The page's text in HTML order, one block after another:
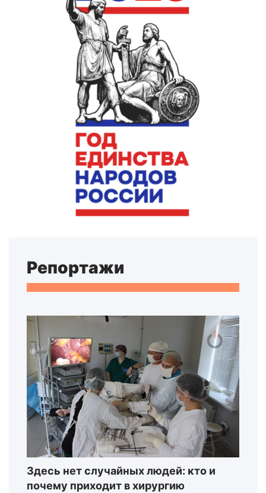
Репортажи
Здесь нет случайных людей: кто и
почему приходит в хирургию